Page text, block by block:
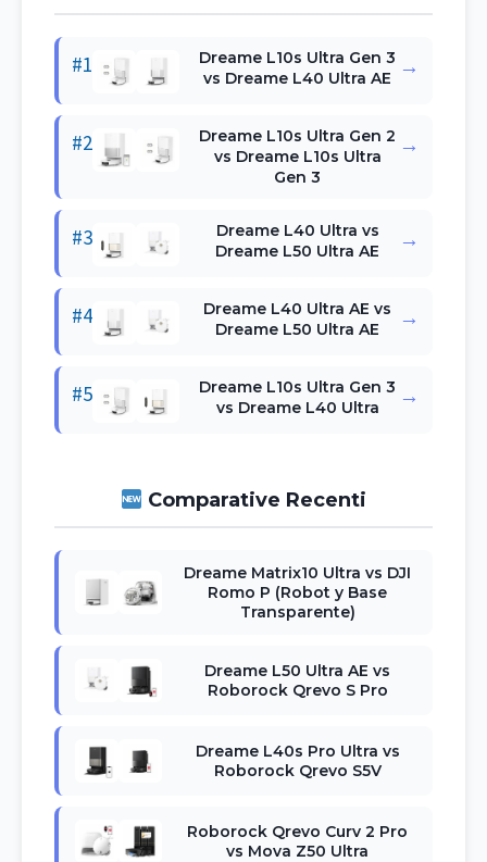
#1
Dreame L10s Ultra Gen 3
vs Dreame L40 Ultra AE
→
#2
Dreame L10s Ultra Gen 2
vs Dreame L10s Ultra
Gen 3
→
#3
Dreame L40 Ultra vs
Dreame L50 Ultra AE
→
#4
Dreame L40 Ultra AE vs
Dreame L50 Ultra AE
→
#5
Dreame L10s Ultra Gen 3
vs Dreame L40 Ultra
→
Comparative Recenti
Dreame Matrix10 Ultra vs DJI
Romo P (Robot y Base
Transparente)
Dreame L50 Ultra AE vs
Roborock Qrevo S Pro
Dreame L40s Pro Ultra vs
Roborock Qrevo S5V
Roborock Qrevo Curv 2 Pro
vs Mova Z50 Ultra